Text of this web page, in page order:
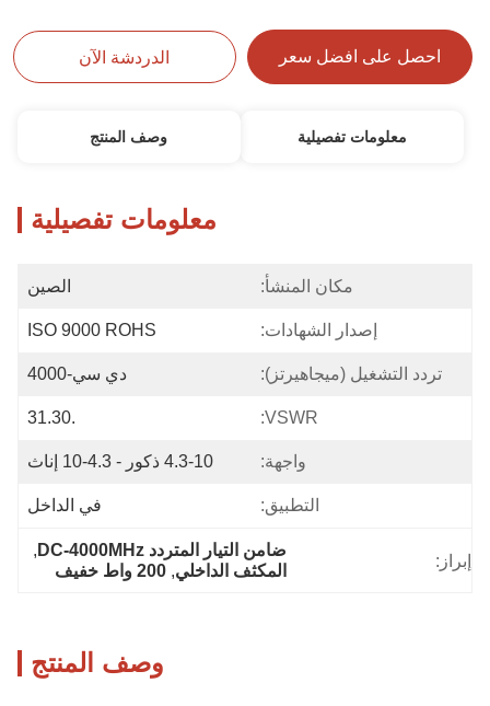
احصل على افضل سعر الدردشة الآن
معلومات تفصيلية وصف المنتج
معلومات تفصيلية
مكان المنشأ: الصين
إصدار الشهادات: ISO 9000 ROHS
تردد التشغيل (ميجاهيرتز): دي سي-4000
VSWR:
.31.30
واجهة: 4.3-10 ذكور - 4.3-10 إناث
التطبيق: في الداخل
إبراز:
ضامن التيار المتردد DC-4000MHz
,
المكثف الداخلي, 200 واط خفيف
وصف المنتج